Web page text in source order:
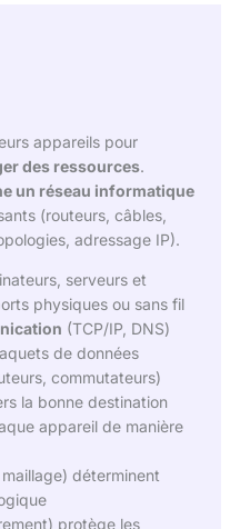
appareils pour
des ressources.
un réseau informatique
(routeurs, câbles,
adressage IP).
serveurs et
physiques ou sans fil
(TCP/IP, DNS)
de données
commutateurs)
la bonne destination
appareil de manière
déterminent
protège les